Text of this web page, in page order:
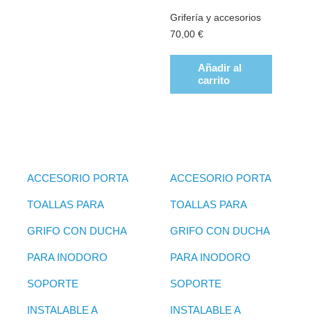
Grifería y accesorios
70,00 €
Añadir al
carrito
ACCESORIO PORTA
TOALLAS PARA
GRIFO CON DUCHA
PARA INODORO
SOPORTE
INSTALABLE A
ACCESORIO PORTA
TOALLAS PARA
GRIFO CON DUCHA
PARA INODORO
SOPORTE
INSTALABLE A